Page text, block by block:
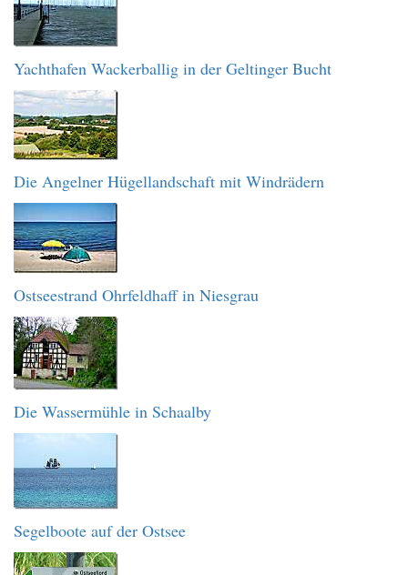
Yachthafen Wackerballig in der Geltinger Bucht
Die Angelner Hügellandschaft mit Windrädern
Ostseestrand Ohrfeldhaff in Niesgrau
Die Wassermühle in Schaalby
Segelboote auf der Ostsee